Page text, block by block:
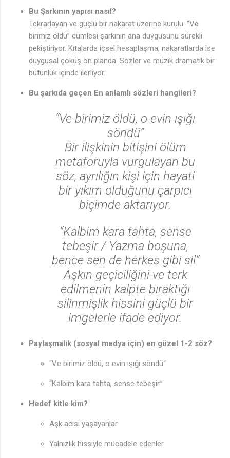
Bu Şarkının yapısı nasıl?
Tekrarlayan ve güçlü bir nakarat üzerine kurulu. “Ve
birimiz öldü” cümlesi şarkının ana duygusunu sürekli
pekiştiriyor. Kıtalarda içsel hesaplaşma, nakaratlarda ise
duygusal çöküş ön planda. Sözler ve müzik dramatik bir
bütünlük içinde ilerliyor.
Bu şarkıda geçen En anlamlı sözleri hangileri?
“Ve birimiz öldü, o evin ışığı
söndü”
Bir ilişkinin bitişini ölüm
metaforuyla vurgulayan bu
söz, ayrılığın kişi için hayati
bir yıkım olduğunu çarpıcı
biçimde aktarıyor.
“Kalbim kara tahta, sense
tebeşir / Yazma boşuna,
bence sen de herkes gibi sil”
Aşkın geçiciliğini ve terk
edilmenin kalpte bıraktığı
silinmişlik hissini güçlü bir
imgelerle ifade ediyor.
Paylaşmalık (sosyal medya için) en güzel 1-2 söz?
“Ve birimiz öldü, o evin ışığı söndü.”
“Kalbim kara tahta, sense tebeşir.”
Hedef kitle kim?
Aşk acısı yaşayanlar
Yalnızlık hissiyle mücadele edenler
♬